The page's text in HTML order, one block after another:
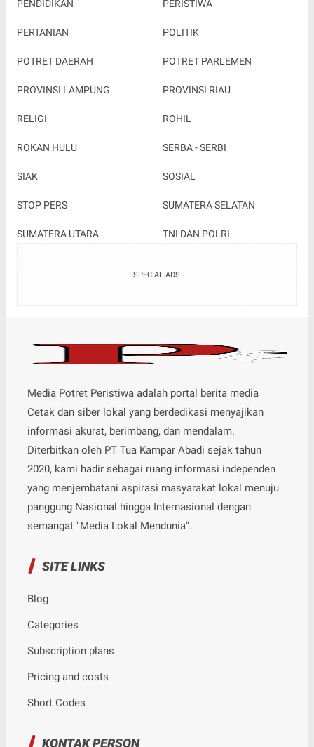
PENDIDIKAN PERISTIWA
PERTANIAN POLITIK
POTRET DAERAH POTRET PARLEMEN
PROVINSI LAMPUNG PROVINSI RIAU
RELIGI ROHIL
ROKAN HULU SERBA - SERBI
SIAK SOSIAL
STOP PERS SUMATERA SELATAN
SUMATERA UTARA TNI DAN POLRI
SPECIAL ADS
Media Potret Peristiwa adalah portal berita media
Cetak dan siber lokal yang berdedikasi menyajikan
informasi akurat, berimbang, dan mendalam.
Diterbitkan oleh PT Tua Kampar Abadi sejak tahun
2020, kami hadir sebagai ruang informasi independen
yang menjembatani aspirasi masyarakat lokal menuju
panggung Nasional hingga Internasional dengan
semangat "Media Lokal Mendunia".
SITE LINKS
Blog
Categories
Subscription plans
Pricing and costs
Short Codes
KONTAK PERSON